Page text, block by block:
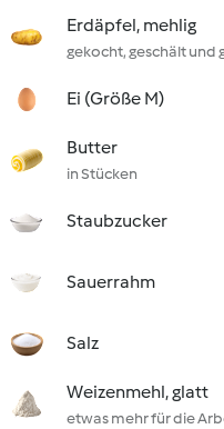
Erdäpfel, mehlig
gekocht, geschält und
Ei (Größe M)
Butter
in Stücken
Staubzucker
Sauerrahm
Salz
Weizenmehl, glatt
etwas mehr für die